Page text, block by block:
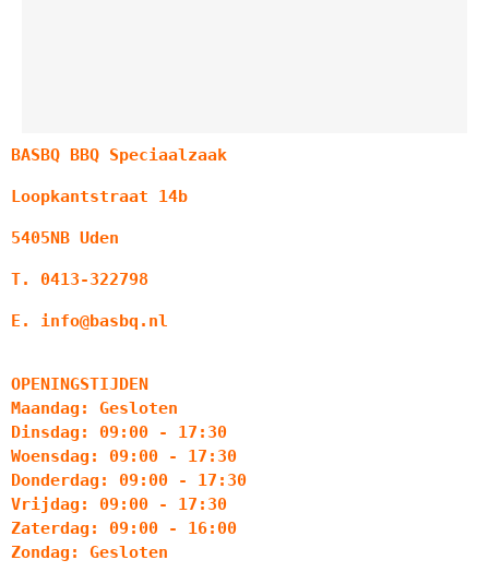
BASBQ BBQ Speciaalzaak
Loopkantstraat 14b
5405NB Uden
T. 0413-322798
E. info@basbq.nl
OPENINGSTIJDEN
Maandag: Gesloten
Dinsdag: 09:00 - 17:30
Woensdag: 09:00 - 17:30
Donderdag: 09:00 - 17:30
Vrijdag: 09:00 - 17:30
Zaterdag: 09:00 - 16:00
Zondag: Gesloten